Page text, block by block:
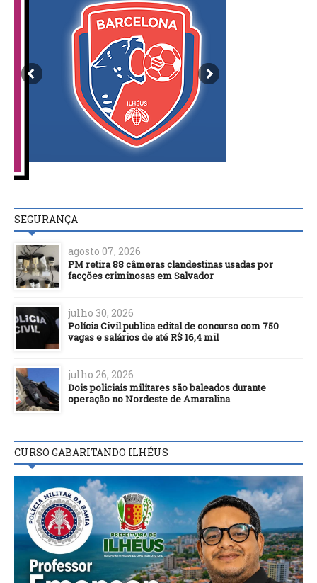
SEGURANÇA
agosto 07, 2026
PM retira 88 câmeras clandestinas usadas por
facções criminosas em Salvador
julho 30, 2026
Polícia Civil publica edital de concurso com 750
vagas e salários de até R$ 16,4 mil
julho 26, 2026
Dois policiais militares são baleados durante
operação no Nordeste de Amaralina
CURSO GABARITANDO ILHÉUS